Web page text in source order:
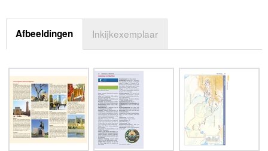
Afbeeldingen Inkijkexemplaar